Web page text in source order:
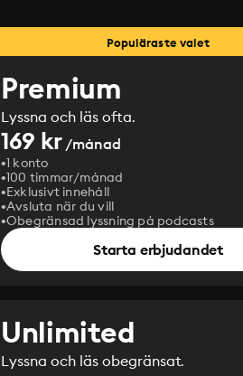
Populäraste valet
Premium
Lyssna och läs ofta.
169 kr/månad
1 konto
100 timmar/månad
Exklusivt innehåll
Avsluta när du vill
Obegränsad lyssning på podcasts
Starta erbjudandet
Unlimited
Lyssna och läs obegränsat.